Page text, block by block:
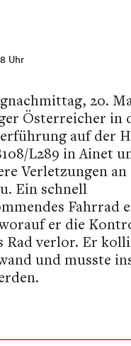
Uhr
20.
Österreicher in
auf der
L289 in Ainet
Verletzungen
Ein schnell
Fahrrad
er die
Rad verlor. Er
und musste